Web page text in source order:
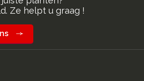
Ze helpt u graag !